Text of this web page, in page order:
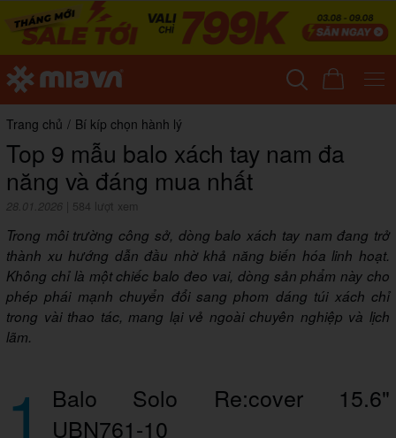
Trang chủ / Bí kíp chọn hành lý
Top 9 mẫu balo xách tay nam đa
năng và đáng mua nhất
28.01.2026 584 lượt xem
Trong môi trường công sở, dòng balo xách tay nam đang trở
thành xu hướng dẫn đầu nhờ khả năng biến hóa linh hoạt.
Không chỉ là một chiếc balo đeo vai, dòng sản phẩm này cho
phép phái mạnh chuyển đổi sang phom dáng túi xách chỉ
trong vài thao tác, mang lại vẻ ngoài chuyên nghiệp và lịch
lãm.
1
Balo Solo Re:cover 15.6"
UBN761-10